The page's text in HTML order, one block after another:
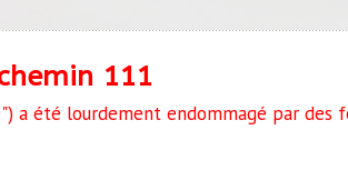
111
a été lourdement endommagé par des